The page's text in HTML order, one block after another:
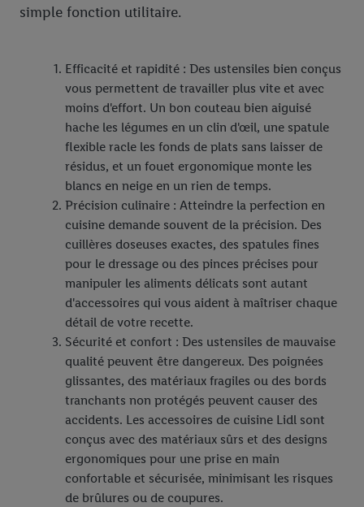
simple fonction utilitaire.
Efficacité et rapidité : Des ustensiles bien conçus
vous permettent de travailler plus vite et avec
moins d'effort. Un bon couteau bien aiguisé
hache les légumes en un clin d'œil, une spatule
flexible racle les fonds de plats sans laisser de
résidus, et un fouet ergonomique monte les
blancs en neige en un rien de temps.
Précision culinaire : Atteindre la perfection en
cuisine demande souvent de la précision. Des
cuillères doseuses exactes, des spatules fines
pour le dressage ou des pinces précises pour
manipuler les aliments délicats sont autant
d'accessoires qui vous aident à maîtriser chaque
détail de votre recette.
Sécurité et confort : Des ustensiles de mauvaise
qualité peuvent être dangereux. Des poignées
glissantes, des matériaux fragiles ou des bords
tranchants non protégés peuvent causer des
accidents. Les accessoires de cuisine Lidl sont
conçus avec des matériaux sûrs et des designs
ergonomiques pour une prise en main
confortable et sécurisée, minimisant les risques
de brûlures ou de coupures.